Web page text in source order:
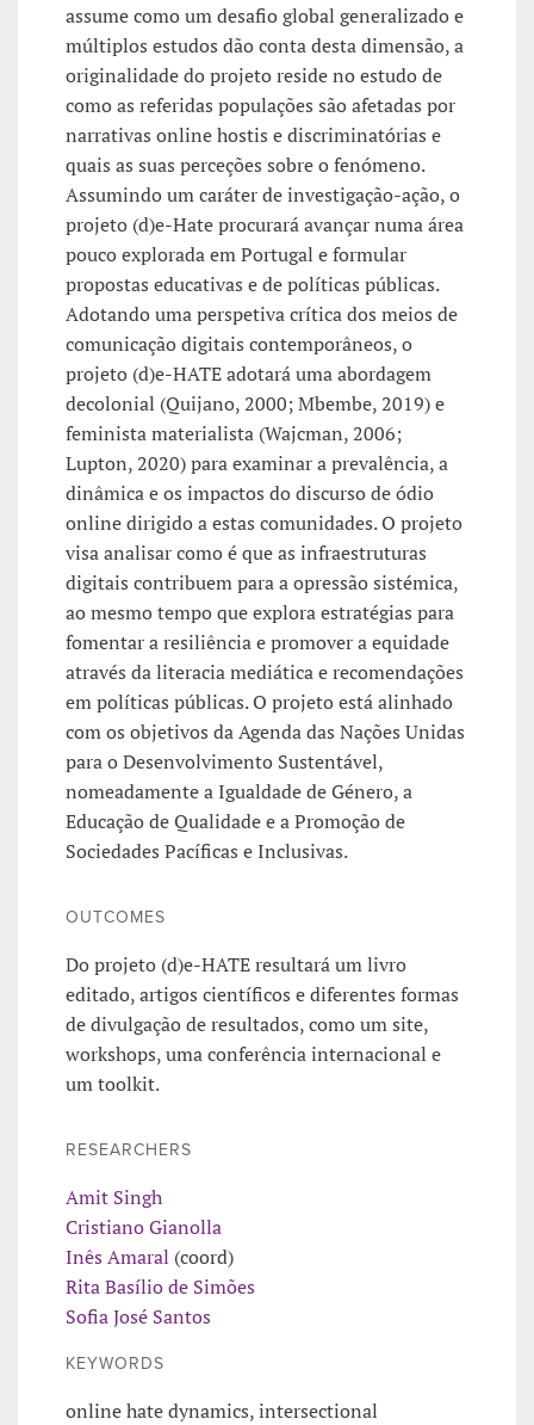
assume como um desafio global generalizado e
múltiplos estudos dão conta desta dimensão, a
originalidade do projeto reside no estudo de
como as referidas populações são afetadas por
narrativas online hostis e discriminatórias e
quais as suas perceções sobre o fenómeno.
Assumindo um caráter de investigação-ação, o
projeto (d)e-Hate procurará avançar numa área
pouco explorada em Portugal e formular
propostas educativas e de políticas públicas.
Adotando uma perspetiva crítica dos meios de
comunicação digitais contemporâneos, o
projeto (d)e-HATE adotará uma abordagem
decolonial (Quijano, 2000; Mbembe, 2019) e
feminista materialista (Wajcman, 2006;
Lupton, 2020) para examinar a prevalência, a
dinâmica e os impactos do discurso de ódio
online dirigido a estas comunidades. O projeto
visa analisar como é que as infraestruturas
digitais contribuem para a opressão sistémica,
ao mesmo tempo que explora estratégias para
fomentar a resiliência e promover a equidade
através da literacia mediática e recomendações
em políticas públicas. O projeto está alinhado
com os objetivos da Agenda das Nações Unidas
para o Desenvolvimento Sustentável,
nomeadamente a Igualdade de Género, a
Educação de Qualidade e a Promoção de
Sociedades Pacíficas e Inclusivas.
OUTCOMES
Do projeto (d)e-HATE resultará um livro
editado, artigos científicos e diferentes formas
de divulgação de resultados, como um site,
workshops, uma conferência internacional e
um toolkit.
RESEARCHERS
Amit Singh
Cristiano Gianolla
Inês Amaral (coord)
Rita Basílio de Simões
Sofia José Santos
KEYWORDS
online hate dynamics, intersectional